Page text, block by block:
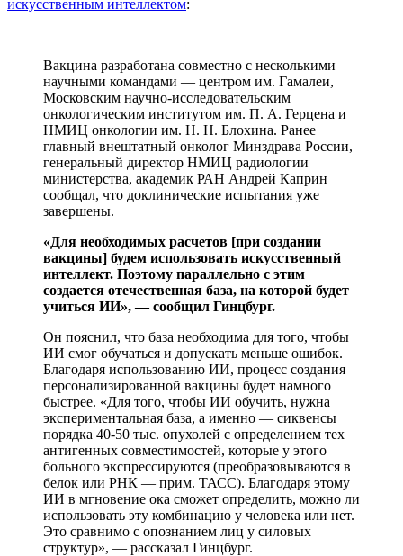
искусственным интеллектом:
Вакцина разработана совместно с несколькими
научными командами — центром им. Гамалеи,
Московским научно-исследовательским
онкологическим институтом им. П. А. Герцена и
НМИЦ онкологии им. Н. Н. Блохина. Ранее
главный внештатный онколог Минздрава России,
генеральный директор НМИЦ радиологии
министерства, академик РАН Андрей Каприн
сообщал, что доклинические испытания уже
завершены.
«Для необходимых расчетов [при создании
вакцины] будем использовать искусственный
интеллект. Поэтому параллельно с этим
создается отечественная база, на которой будет
учиться ИИ», — сообщил Гинцбург.
Он пояснил, что база необходима для того, чтобы
ИИ смог обучаться и допускать меньше ошибок.
Благодаря использованию ИИ, процесс создания
персонализированной вакцины будет намного
быстрее. «Для того, чтобы ИИ обучить, нужна
экспериментальная база, а именно — сиквенсы
порядка 40-50 тыс. опухолей с определением тех
антигенных совместимостей, которые у этого
больного экспрессируются (преобразовываются в
белок или РНК — прим. ТАСС). Благодаря этому
ИИ в мгновение ока сможет определить, можно ли
использовать эту комбинацию у человека или нет.
Это сравнимо с опознанием лиц у силовых
структур», — рассказал Гинцбург.